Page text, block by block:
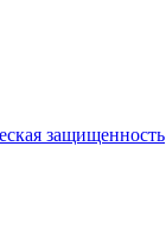
защищенность